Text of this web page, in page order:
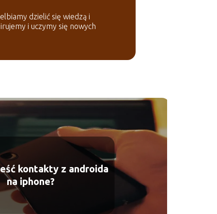
dzielić się wiedzą i
i uczymy się nowych
kontakty z androida
na iphone?